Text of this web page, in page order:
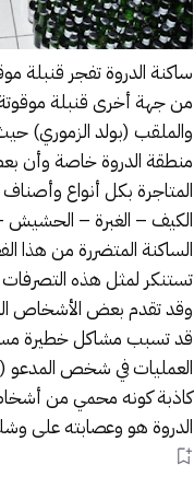
ساكنة الدروة تفجر قنبلة
من جهة أخرى قنبلة
والملقب (بولد الزموري)
منطقة الدروة خاصة وأن
المتاجرة بكل أنواع
الكيف – الغبرة – الحشيش
الساكنة المتضررة من
تستنكر لمثل هذه التصرفات
وقد تقدم بعض الأشخاص
قد تسبب مشاكل خطيرة
العمليات في شخص المدعو
كاذبة كونه محمي من أشخاص
الدروة هو وعصابته على